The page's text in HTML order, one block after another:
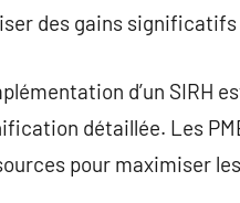
des gains
d’un SIRH
détaillée. Les
pour maximiser